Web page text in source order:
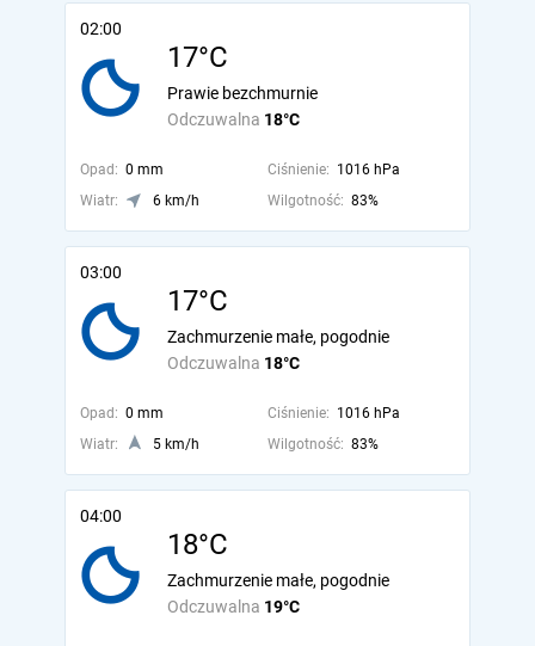
02:00
17°C
Odczuwalna 18°C
Prawie bezchmurnie
Opad: 0 mm Ciśnienie: 1016 hPa
Wiatr:
6 km/h Wilgotność: 83%
03:00
17°C
Odczuwalna 18°C
Zachmurzenie małe, pogodnie
Opad: 0 mm Ciśnienie: 1016 hPa
Wiatr:
5 km/h Wilgotność: 83%
04:00
18°C
Odczuwalna 19°C
Zachmurzenie małe, pogodnie